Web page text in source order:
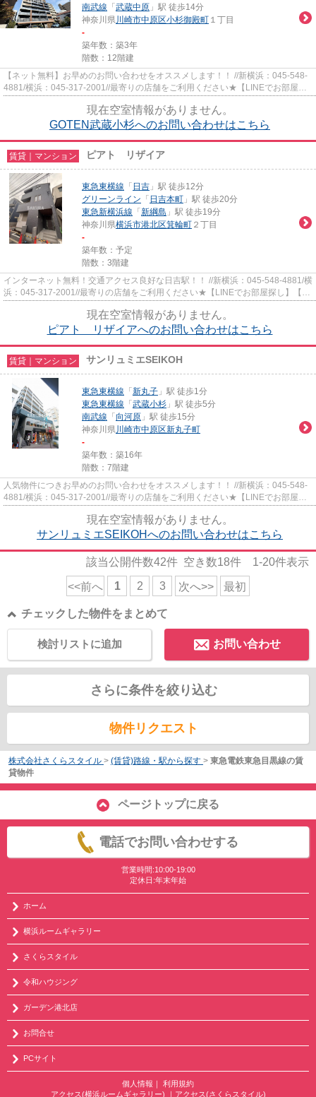
南武線 「 武蔵中原 」駅 徒歩14分
神奈川県川崎市中原区小杉御殿町 １丁目
-
築年数：築3年
階数：12階建
【ネット無料】お早めのお問い合わせをオススメします！！ //新横浜：045-548-
4881/横浜：045-317-2001//最寄りの店舗をご利用ください★【LINEでお部屋探
現在空室情報がありません。
GOTEN武蔵小杉へのお問い合わせはこちら
賃貸｜マンション ピアト リザイア
東急東横線 「 日吉 」駅 徒歩12分
グリーンライン 「 日吉本町 」駅 徒歩20分
東急新横浜線 「 新綱島 」駅 徒歩19分
神奈川県横浜市港北区箕輪町 ２丁目
-
築年数：予定
階数：3階建
インターネット無料！交通アクセス良好な日吉駅！！ //新横浜：045-548-4881/横
浜：045-317-2001//最寄りの店舗をご利用ください★【LINEでお部屋探し】【初
現在空室情報がありません。
ピアト リザイアへのお問い合わせはこちら
賃貸｜マンション サンリュミエSEIKOH
東急東横線 「 新丸子 」駅 徒歩1分
東急東横線 「 武蔵小杉 」駅 徒歩5分
南武線 「 向河原 」駅 徒歩15分
神奈川県川崎市中原区新丸子町
-
築年数：築16年
階数：7階建
人気物件につきお早めのお問い合わせをオススメします！！ //新横浜：045-548-
4881/横浜：045-317-2001//最寄りの店舗をご利用ください★【LINEでお部屋探
現在空室情報がありません。
サンリュミエSEIKOHへのお問い合わせはこちら
該当公開件数42件 空き数18件 1-20件表示
<<前へ 1 2 3 次へ>> 最初
チェックした物件をまとめて
お問い合わせ
検討リストに追加
さらに条件を絞り込む
物件リクエスト
株式会社さくらスタイル > (賃貸)路線・駅から探す > 東急電鉄東急目黒線の賃
貸物件
ページトップに戻る
電話でお問い合わせする
営業時間:10:00-19:00
定休日:年末年始
ホーム
横浜ルームギャラリー
さくらスタイル
令和ハウジング
ガーデン港北店
お問合せ
PCサイト
個人情報 ｜ 利用規約
アクセス(横浜ルームギャラリー) ｜ アクセス(さくらスタイル)